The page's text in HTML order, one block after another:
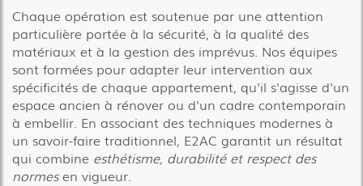
Chaque opération est soutenue par une attention
particulière portée à la sécurité, à la qualité des
matériaux et à la gestion des imprévus. Nos équipes
sont formées pour adapter leur intervention aux
spécificités de chaque appartement, qu'il s'agisse d'un
espace ancien à rénover ou d'un cadre contemporain
à embellir. En associant des techniques modernes à
un savoir-faire traditionnel, E2AC garantit un résultat
qui combine esthétisme, durabilité et respect des
normesen vigueur.